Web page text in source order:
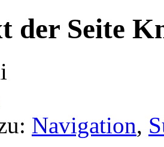
der Seite
Navigation,